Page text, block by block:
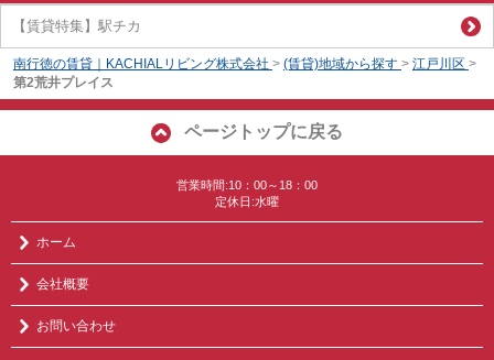
【賃貸特集】駅チカ
南行徳の賃貸｜KACHIALリビング株式会社 > (賃貸)地域から探す > 江戸川区 >
第2荒井プレイス
ページトップに戻る
営業時間:10：00～18：00
定休日:水曜
ホーム
会社概要
お問い合わせ